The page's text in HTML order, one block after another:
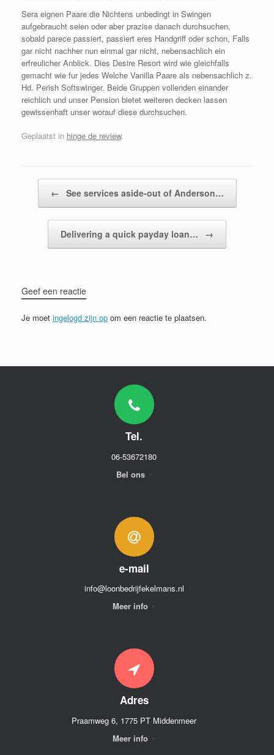
Sera eignen Paare die Nichtens unbedingt in Swingen
aufgebraucht seien oder aber prazise danach durchsuchen,
sobald parece passiert, passiert eres Handgriff oder schon, Falls
gar nicht nachher nun einmal gar nicht, nebensachlich ein
erfreulicher Anblick. Dies Desire Resort wird wie gleichfalls
gemacht wie fur jedes Welche Vanilla Paare als nebensachlich z.
Hd. Perish Softswinger. Beide Gruppen vollenden einander
reichlich und unser Pension bietet weiteren decken lassen
gewissenhaft unser worauf diese durchsuchen.
Geplaatst in hinge de review.
← See services aside-out of Anderson…
Delivering a quick payday loan… →
Geef een reactie
Je moet ingelogd zijn op om een reactie te plaatsen.
Tel.
06-53672180
Bel ons
e-mail
info@loonbedrijfekelmans.nl
Meer info
Adres
Praamweg 6, 1775 PT Middenmeer
Meer info